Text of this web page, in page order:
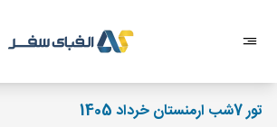
تور 7شب ارمنستان خرداد 1405